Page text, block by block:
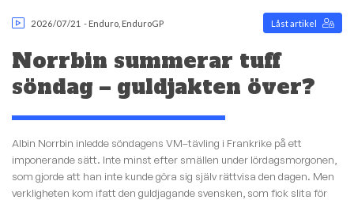
2026/07/21 - Enduro EnduroGP Låst artikel
Norrbin summerar tuff
söndag – guldjakten över?
Albin Norrbin inledde söndagens VM–tävling i Frankrike på ett
imponerande sätt. Inte minst efter smällen under lördagsmorgonen,
som gjorde att han inte kunde göra sig själv rättvisa den dagen. Men
verkligheten kom ifatt den guldjagande svensken, som fick slita för